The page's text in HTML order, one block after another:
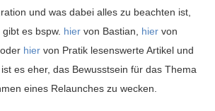
und was dabei alles zu beachten ist,
es bspw. hier von Bastian, hier von
hier von Pratik lesenswerte Artikel und
es eher, das Bewusstsein für das Thema
eines Relaunches zu wecken.